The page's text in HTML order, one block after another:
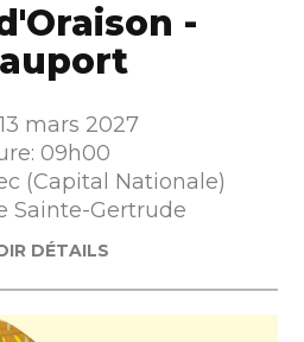
-
mars 2027
09h00
(Capital Nationale)
Sainte-Gertrude
DÉTAILS